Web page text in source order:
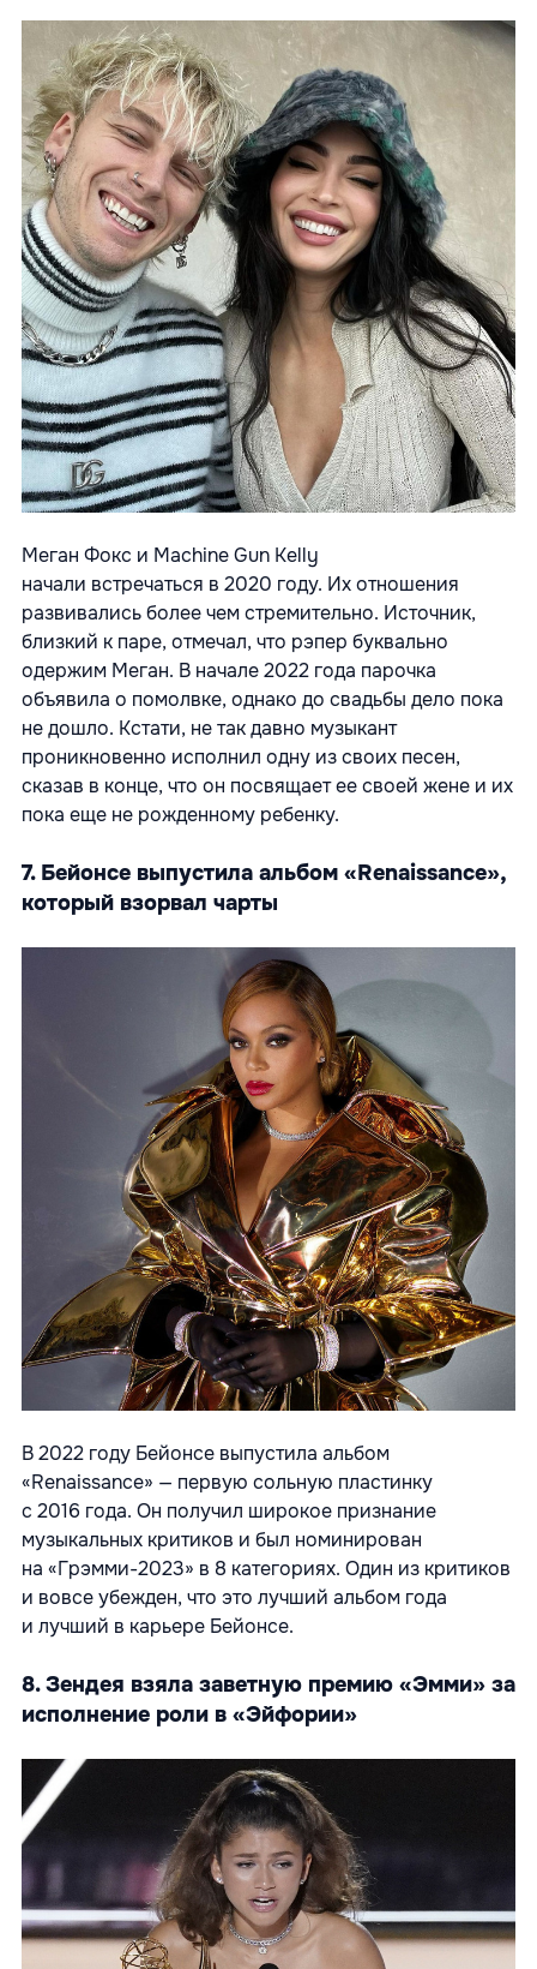
Меган Фокс и Machine Gun Kelly
начали встречаться в 2020 году. Их отношения
развивались более чем стремительно. Источник,
близкий к паре, отмечал, что рэпер буквально
одержим Меган. В начале 2022 года парочка
объявила о помолвке, однако до свадьбы дело пока
не дошло. Кстати, не так давно музыкант
проникновенно исполнил одну из своих песен,
сказав в конце, что он посвящает ее своей жене и их
пока еще не рожденному ребенку.
7. Бейонсе выпустила альбом «Renaissance»,
который взорвал чарты
В 2022 году Бейонсе выпустила альбом
«Renaissance» — первую сольную пластинку
с 2016 года. Он получил широкое признание
музыкальных критиков и был номинирован
на «Грэмми-2023» в 8 категориях. Один из критиков
и вовсе убежден, что это лучший альбом года
и лучший в карьере Бейонсе.
8. Зендея взяла заветную премию «Эмми» за
исполнение роли в «Эйфории»